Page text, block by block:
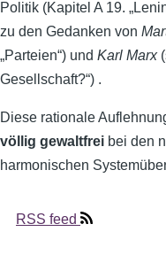
Politik (Kapitel A 19.
zu den Gedanken von
„Parteien“) und Karl Marx
Gesellschaft?“) .
Diese rationale
völlig gewaltfrei bei den
harmonischen
RSS feed